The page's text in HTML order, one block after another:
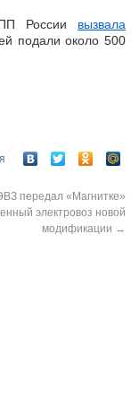
России вызвала
подали около 500
передал «Магнитке»
электровоз новой
модификации →